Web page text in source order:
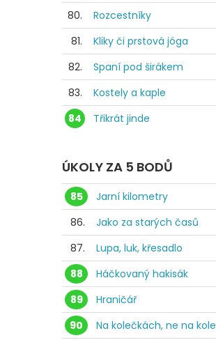
80.
Rozcestníky
81.
Kliky či prstová jóga
82.
Spaní pod širákem
83.
Kostely a kaple
84
Třikrát jinde
ÚKOLY ZA 5 BODŮ
85
Jarní kilometry
86.
Jako za starých časů
87.
Lupa, luk, křesadlo
88
Háčkovaný hakisák
89
Hraničář
90
Na kolečkách, ne na kole